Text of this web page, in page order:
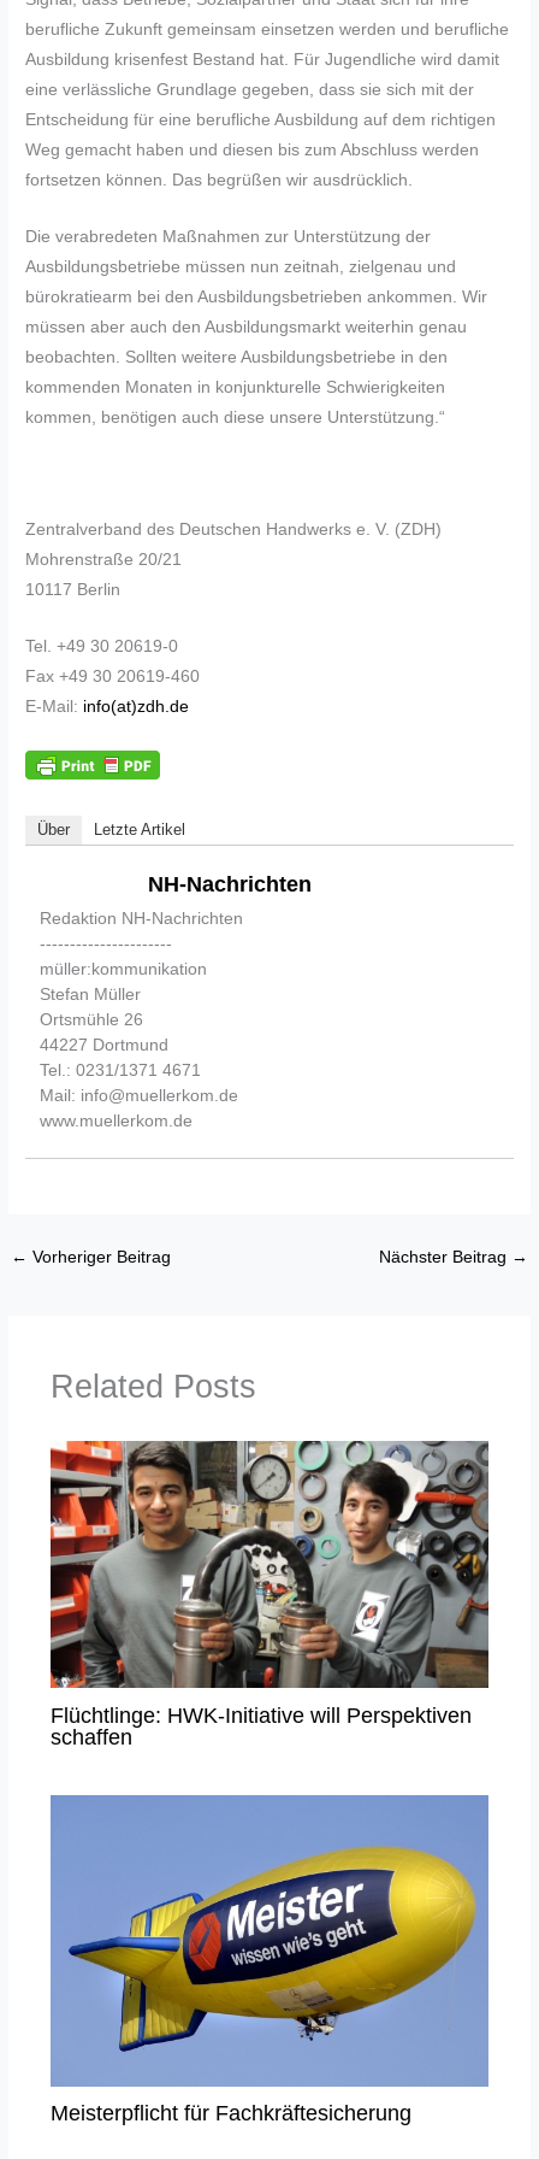
berufliche Zukunft gemeinsam einsetzen werden und berufliche
Ausbildung krisenfest Bestand hat. Für Jugendliche wird damit
eine verlässliche Grundlage gegeben, dass sie sich mit der
Entscheidung für eine berufliche Ausbildung auf dem richtigen
Weg gemacht haben und diesen bis zum Abschluss werden
fortsetzen können. Das begrüßen wir ausdrücklich.
Die verabredeten Maßnahmen zur Unterstützung der
Ausbildungsbetriebe müssen nun zeitnah, zielgenau und
bürokratiearm bei den Ausbildungsbetrieben ankommen. Wir
müssen aber auch den Ausbildungsmarkt weiterhin genau
beobachten. Sollten weitere Ausbildungsbetriebe in den
kommenden Monaten in konjunkturelle Schwierigkeiten
kommen, benötigen auch diese unsere Unterstützung.“
Zentralverband des Deutschen Handwerks e. V. (ZDH)
Mohrenstraße 20/21
10117 Berlin
Tel. +49 30 20619-0
Fax +49 30 20619-460
E-Mail: info(at)zdh.de
Über Letzte Artikel
NH-Nachrichten
Redaktion NH-Nachrichten
----------------------
müller:kommunikation
Stefan Müller
Ortsmühle 26
44227 Dortmund
Tel.: 0231/1371 4671
Mail: info@muellerkom.de
www.muellerkom.de
← Vorheriger Beitrag Nächster Beitrag →
Related Posts
Flüchtlinge: HWK-Initiative will Perspektiven
schaffen
Meisterpflicht für Fachkräftesicherung